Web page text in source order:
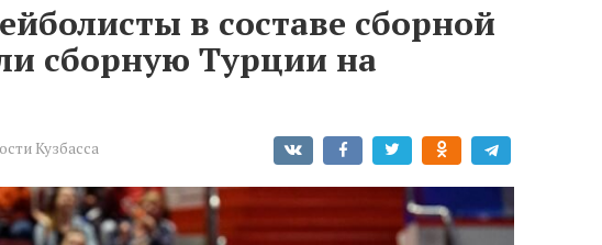
в составе сборной
сборную Турции на
Кузбасса